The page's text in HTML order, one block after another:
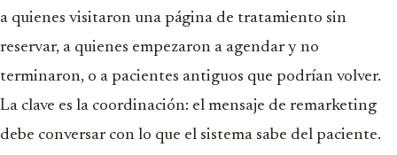
a quienes visitaron una página de tratamiento sin
reservar, a quienes empezaron a agendar y no
terminaron, o a pacientes antiguos que podrían volver.
La clave es la coordinación: el mensaje de remarketing
debe conversar con lo que el sistema sabe del paciente.